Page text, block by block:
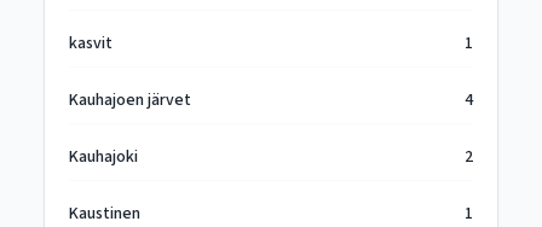
kasvit 1
Kauhajoen järvet 4
Kauhajoki 2
Kaustinen 1